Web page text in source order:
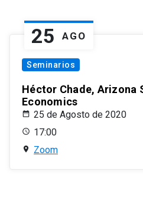
25 AGO
Seminarios
Héctor Chade, Arizona
Economics
25 de Agosto de 2020
17:00
Zoom